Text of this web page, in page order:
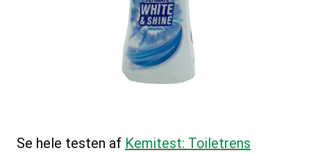
Se hele testen af Kemitest: Toiletrens